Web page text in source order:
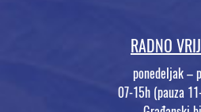
RADNO
ponedeljak –
07-15h (pauza